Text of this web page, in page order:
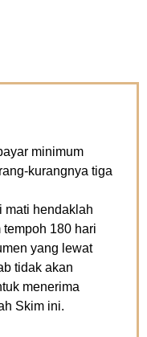
minimum
kurangnya tiga
mati hendaklah
180 hari
yang lewat
tidak akan
menerima
Skim ini.